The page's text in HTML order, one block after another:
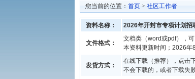
您当前的位置： 首页 > 社区工作者
资料名称： 2026年开封市专项计划招
文件格式：
文档类（word或pdf），
本资料更新时间；2026年
发货方式：
在线下载（推荐），点击
不会下载的，或者下载失